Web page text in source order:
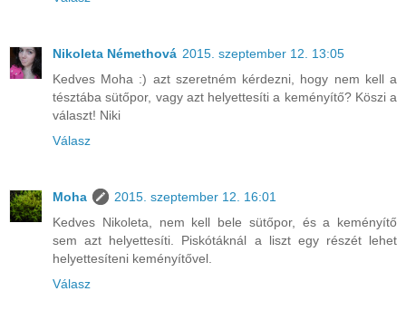
Nikoleta Némethová 2015. szeptember 12. 13:05
Kedves Moha :) azt szeretném kérdezni, hogy nem kell a
tésztába sütőpor, vagy azt helyettesíti a keményítő? Köszi a
választ! Niki
Válasz
Moha
2015. szeptember 12. 16:01
Kedves Nikoleta, nem kell bele sütőpor, és a keményítő
sem azt helyettesíti. Piskótáknál a liszt egy részét lehet
helyettesíteni keményítővel.
Válasz